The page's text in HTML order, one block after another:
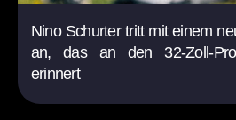
Nino Schurter tritt mit einem
an, das an den 32-Zoll-
erinnert